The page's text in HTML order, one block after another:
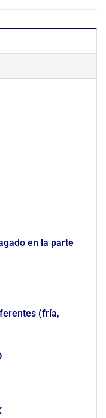
en la parte
(fría,